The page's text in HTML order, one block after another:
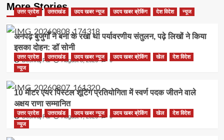
More Stories
उत्तर प्रदेश उत्तराखंड उदय खबर न्यूज उदय खबर ब्रेकिंग देश विदेश न्यूज
अनपढ़ बुजुर्गों ने बना के रखा था पर्यावरणीय संतुलन, पढ़े लिखों ने किया
इसका दोहन: डॉ सोनी
Deshraj Pal August 8, 2026 0
उत्तर प्रदेश उत्तराखंड उदय खबर न्यूज उदय खबर ब्रेकिंग खेल
देश विदेश
न्यूज
10 मीटर एयर पिस्टल शूटिंग प्रतियोगिता में स्वर्ण पदक जीतने वाले
अक्षय राणा सम्मानित
Deshraj Pal August 7, 2026 0
उत्तर प्रदेश उत्तराखंड उदय खबर न्यूज उदय खबर ब्रेकिंग खेल
देश विदेश
न्यूज